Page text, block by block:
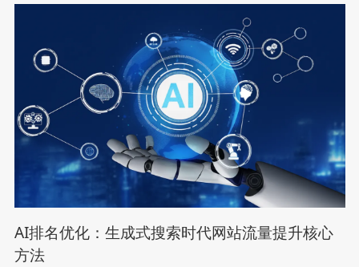
AI排名优化：生成式搜索时代网站流量提升核心
方法